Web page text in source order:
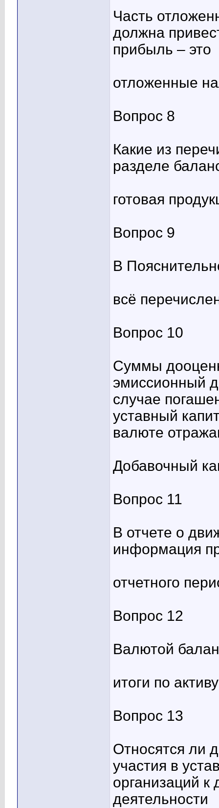
Часть
должна
прибыль – это
отложенные
Вопрос 8
Какие из
разделе
готовая
Вопрос 9
В
всё
Вопрос 10
Суммы
эмиссионный
случае
уставный
валюте
Добавочный
Вопрос 11
В отчете о
информация
отчетного
Вопрос 12
Валютой
итоги по
Вопрос 13
Относятся ли
участия в
организаций
деятельности